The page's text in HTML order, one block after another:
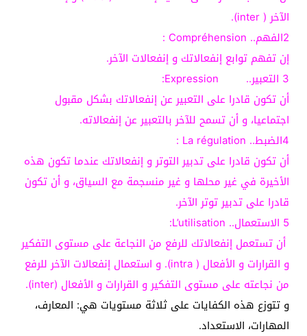
الآخر ( inter).
2الفهم.. Compréhension :
إن تفهم توابع إنفعالاتك و إنفعالات الآخر.
3 التعبير.. Expression:
أن تكون قادرا على التعبير عن إنفعالاتك بشكل مقبول
اجتماعيا، و أن تسمح للآخر بالتعبير عن إنفعالاته.
4الضبط.. La régulation :
أن تكون قادرا على تدبير التوتر و إنفعالاتك عندما تكون هذه
الأخيرة في غير محلها و غير منسجمة مع السياق، و أن تكون
قادرا على تدبير توتر الآخر.
5 الاستعمال.. L’utilisation:
أن تستعمل إنفعالاتك للرفع من النجاعة على مستوى التفكير
و القرارات و الأفعال ( intra). و استعمال إنفعالات الآخر للرفع
من نجاعته على مستوى التفكير و القرارات و الأفعال (inter).
و تتوزع هذه الكفايات على ثلاثة مستويات هي: المعارف،
المهارات، الاستعداد.